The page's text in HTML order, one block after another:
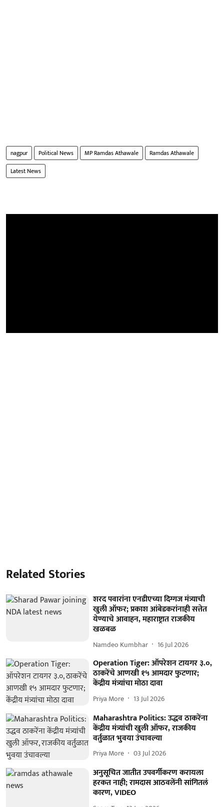
nagpur Political News MP Ramdas Athawale
Ramdas Athawale
Latest News
Related Stories
शरद पवारांना एनडीएच्या दिग्गज मंत्र्याची
खुली ऑफर; प्रकाश आंबेडकरांनाही सत्तेत
येण्याचे आवाहन, महाराष्ट्रात राजकीय
खळबळ
Namdeo Kumbhar 16 Jul 2026
Operation Tiger: ऑपरेशन टायगर ३.०,
ठाकरेंचे आणखी १५ आमदार फुटणार;
केंद्रीय मंत्र्यांचा मोठा दावा
Priya More 13 Jul 2026
Maharashtra Politics: उद्धव ठाकरेंना
केंद्रीय मंत्र्यांची खुली ऑफर, राजकीय
वर्तुळात भुवया उंचावल्या
Priya More 03 Jul 2026
अनुसूचित जातीत उपवर्गीकरण करायला
हरकत नाही; रामदास आठवलेंनी सांगितलं
कारण, VIDEO